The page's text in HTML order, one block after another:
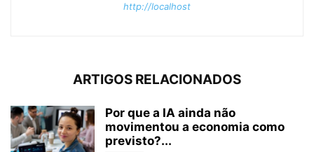
http://localhost
ARTIGOS RELACIONADOS
Por que a IA ainda não
movimentou a economia como
previsto?...